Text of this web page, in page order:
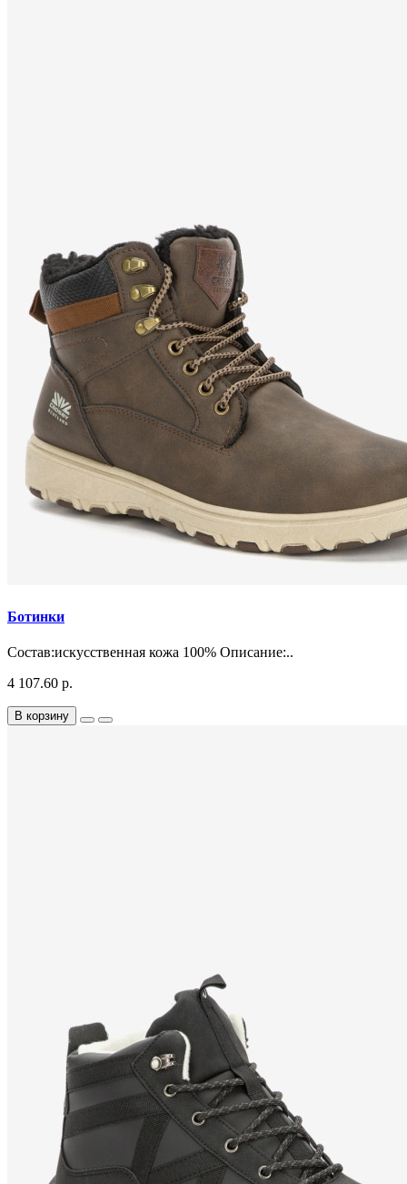
Ботинки
Состав:искусственная кожа 100% Описание:..
4 107.60 р.
В корзину